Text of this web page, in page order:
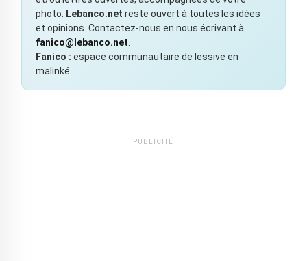
photo.
Lebanco.net reste ouvert à toutes les idées
et opinions. Contactez-nous en nous écrivant à
fanico@lebanco.net
Fanico : espace communautaire de lessive en
malinké
PUBLICITÉ